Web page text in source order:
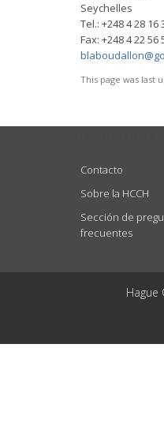
Seychelles
Tel.: +248 4 28 16
Fax: +248 4 22 56
This page was last
Contacto
Sobre la HCCH
Sección de
frecuentes
Hague